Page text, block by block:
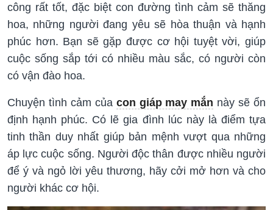
công rất tốt, đặc biệt con đường tình cảm sẽ thăng
hoa, những người đang yêu sẽ hòa thuận và hạnh
phúc hơn. Bạn sẽ gặp được cơ hội tuyệt vời, giúp
cuộc sống sắp tới có nhiều màu sắc, có người còn
có vận đào hoa.
Chuyện tình cảm của con giáp may mắn này sẽ ổn
định hạnh phúc. Có lẽ gia đình lúc này là điểm tựa
tinh thần duy nhất giúp bản mệnh vượt qua những
áp lực cuộc sống. Người độc thân được nhiều người
để ý và ngỏ lời yêu thương, hãy cởi mở hơn và cho
người khác cơ hội.